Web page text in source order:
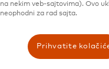
na nekim veb-sajtovima). Ovo
neophodni za rad sajta.
Prihvatite